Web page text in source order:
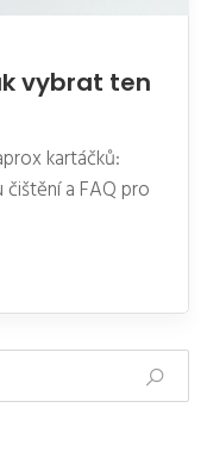
vybrat ten
kartáčků:
a FAQ pro